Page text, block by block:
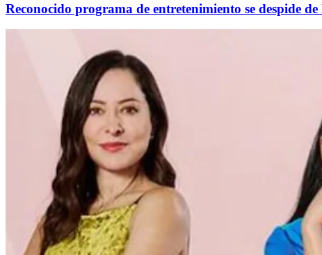
Reconocido programa de entretenimiento se despide